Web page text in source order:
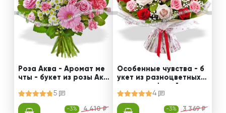
Роза Аква - Аромат ме
чты - букет из розы Акв
5
-3% 4 410 ₽
Особенные чувства - б
укет из разноцветных р
4
-3% 3 369 ₽